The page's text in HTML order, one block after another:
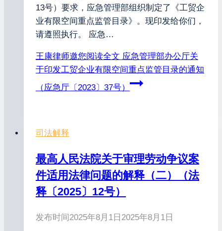
13号）要求，应急管理部组织制定了《工贸企
业有限空间重点监管目录》。现印发给你们，
请遵照执行。 应急…
王康律师邀您阅读全文 应急管理部办公厅关
于印发工贸企业有限空间重点监管目录的通知
（应急厅〔2023〕37号）
司法解释
最高人民法院关于审理劳动争议案
件适用法律问题的解释（二）（法
释〔2025〕12号）
发布时间2025年8月1日 2025年8月1日